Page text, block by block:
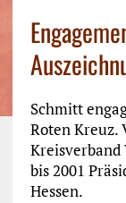
Schmitt
Roten Kreuz.
Kreisverband
bis 2001
Hessen.